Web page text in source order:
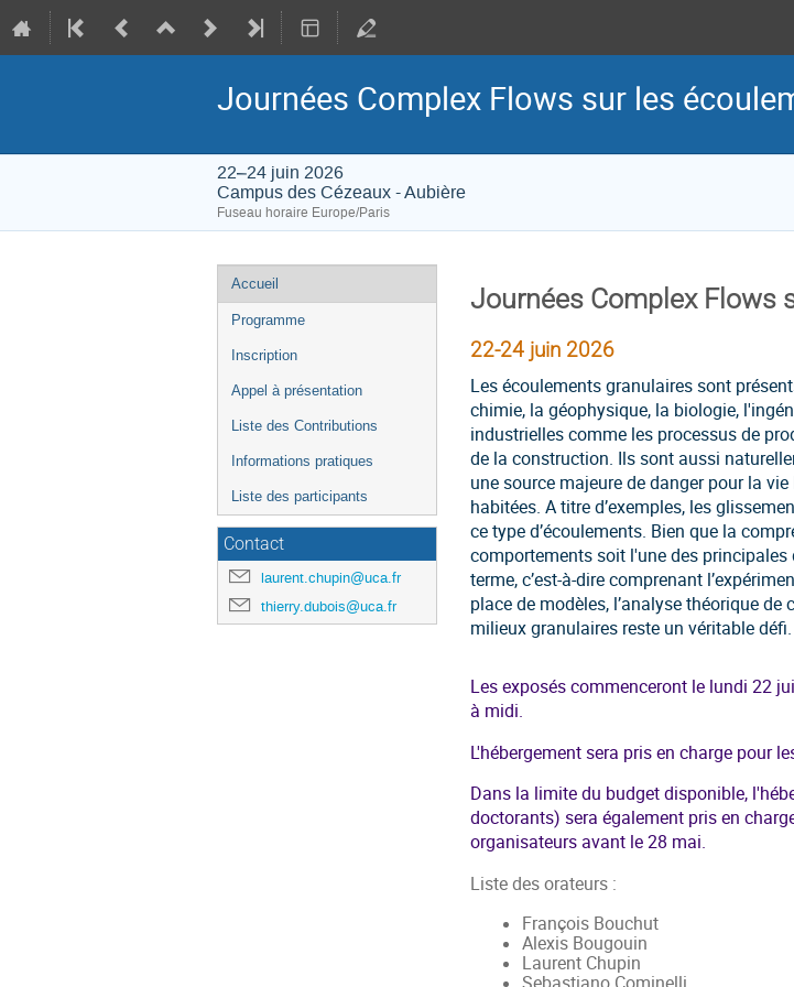
Journées Complex Flows sur les
22–24 juin 2026
Campus des Cézeaux - Aubière
Fuseau horaire Europe/Paris
Menu
de
l'événement
Accueil
Programme
Inscription
Appel à présentation
Liste des Contributions
Informations pratiques
Liste des participants
Contact
laurent.chupin@uca.fr
thierry.dubois@uca.fr
Journées Complex Flows
22-24 juin 2026
Les écoulements granulaires sont
chimie, la géophysique, la biologie,
industrielles comme les processus de
de la construction. Ils sont aussi
une source majeure de danger pour la
habitées. A titre d’exemples, les
ce type d’écoulements. Bien que la
comportements soit l'une des
terme, c’est-à-dire comprenant
place de modèles, l’analyse théorique
milieux granulaires reste un véritable défi.
Les exposés commenceront le lundi 22
à midi.
L'hébergement sera pris en charge pour
Dans la limite du budget disponible,
doctorants) sera également pris en
organisateurs avant le 28 mai.
Liste des orateurs :
François Bouchut
Alexis Bougouin
Laurent Chupin